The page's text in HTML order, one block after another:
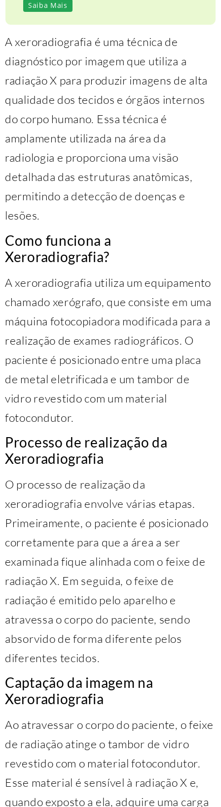
Saiba Mais
A xeroradiografia é uma técnica de
diagnóstico por imagem que utiliza a
radiação X para produzir imagens de alta
qualidade dos tecidos e órgãos internos
do corpo humano. Essa técnica é
amplamente utilizada na área da
radiologia e proporciona uma visão
detalhada das estruturas anatômicas,
permitindo a detecção de doenças e
lesões.
Como funciona a
Xeroradiografia?
A xeroradiografia utiliza um equipamento
chamado xerógrafo, que consiste em uma
máquina fotocopiadora modificada para a
realização de exames radiográficos. O
paciente é posicionado entre uma placa
de metal eletrificada e um tambor de
vidro revestido com um material
fotocondutor.
Processo de realização da
Xeroradiografia
O processo de realização da
xeroradiografia envolve várias etapas.
Primeiramente, o paciente é posicionado
corretamente para que a área a ser
examinada fique alinhada com o feixe de
radiação X. Em seguida, o feixe de
radiação é emitido pelo aparelho e
atravessa o corpo do paciente, sendo
absorvido de forma diferente pelos
diferentes tecidos.
Captação da imagem na
Xeroradiografia
Ao atravessar o corpo do paciente, o feixe
de radiação atinge o tambor de vidro
revestido com o material fotocondutor.
Esse material é sensível à radiação X e,
quando exposto a ela, adquire uma carga